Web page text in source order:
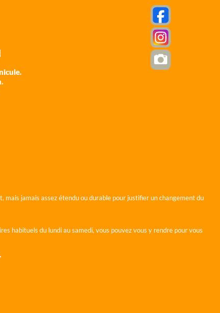
jamais assez étendu ou durable pour justifier un changement du
habituels du lundi au samedi, vous pouvez vous y rendre pour vous
.